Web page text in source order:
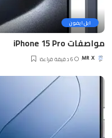
ابل ايفون
مواصفات iPhone 15 Pro
Posted
MR X 6 دقيقة قراءة